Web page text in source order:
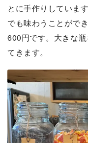
とに手作りしていま
でも味わうことがで
600円です。大きな
てきます。